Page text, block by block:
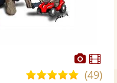
4,9(49)